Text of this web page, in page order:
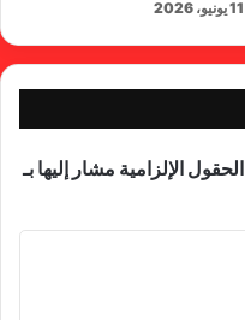
11 يونيو، 2026
الحقول الإلزامية مشار إليها بـ